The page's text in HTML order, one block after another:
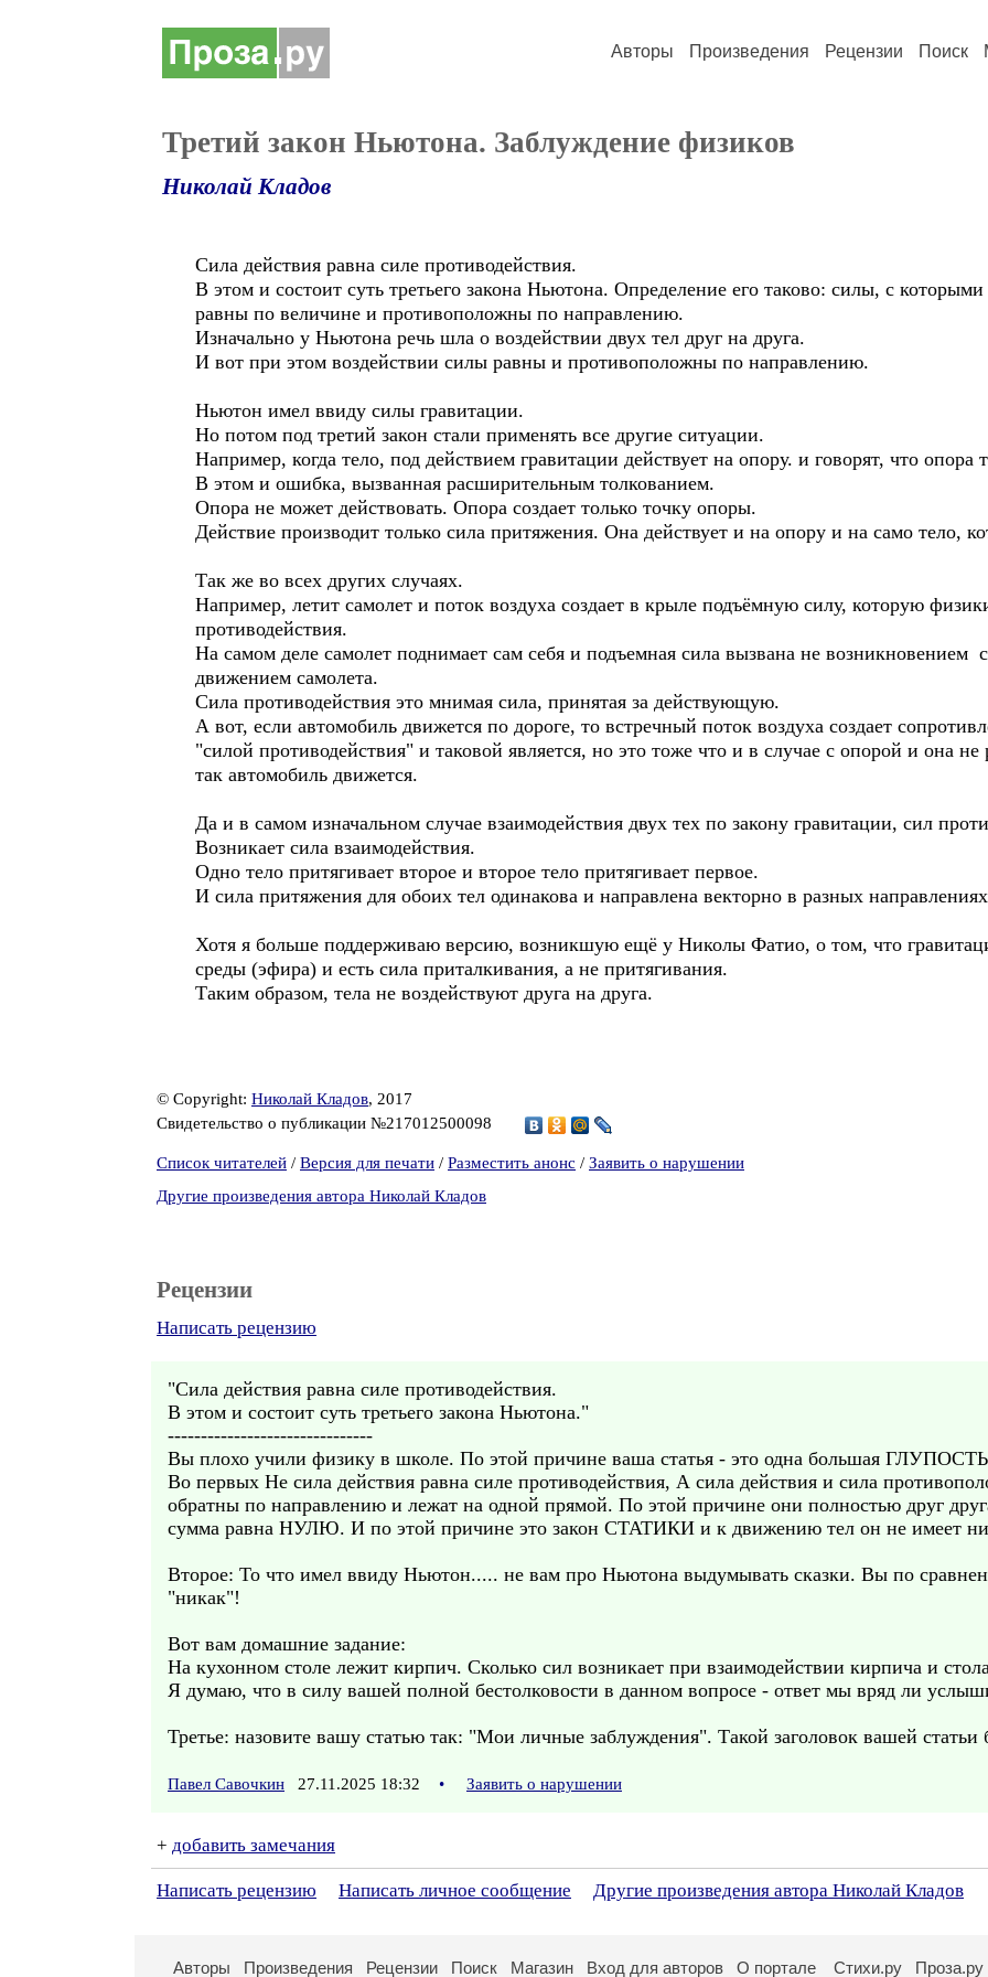
Авторы Произведения Рецензии Поиск
Третий закон Ньютона. Заблуждение физиков
Николай Кладов
Сила действия равна силе противодействия.
В этом и состоит суть третьего закона Ньютона. Определение его таково: силы, с
равны по величине и противоположны по направлению.
Изначально у Ньютона речь шла о воздействии двух тел друг на друга.
И вот при этом воздействии силы равны и противоположны по направлению.
Ньютон имел ввиду силы гравитации.
Но потом под третий закон стали применять все другие ситуации.
Например, когда тело, под действием гравитации действует на опору. и говорят, что опора
В этом и ошибка, вызванная расширительным толкованием.
Опора не может действовать. Опора создает только точку опоры.
Действие производит только сила притяжения. Она действует и на опору и на само тело,
Так же во всех других случаях.
Например, летит самолет и поток воздуха создает в крыле подъёмную силу, которую
противодействия.
На самом деле самолет поднимает сам себя и подъемная сила вызвана не возникновением
движением самолета.
Сила противодействия это мнимая сила, принятая за действующую.
А вот, если автомобиль движется по дороге, то встречный поток воздуха создает
"силой противодействия" и таковой является, но это тоже что и в случае с опорой и она
так автомобиль движется.
Да и в самом изначальном случае взаимодействия двух тех по закону гравитации, сил
Возникает сила взаимодействия.
Одно тело притягивает второе и второе тело притягивает первое.
И сила притяжения для обоих тел одинакова и направлена векторно в разных
Хотя я больше поддерживаю версию, возникшую ещё у Николы Фатио, о том, что
среды (эфира) и есть сила приталкивания, а не притягивания.
Таким образом, тела не воздействуют друга на друга.
© Copyright: Николай Кладов, 2017
Свидетельство о публикации №217012500098
Список читателей / Версия для печати / Разместить анонс / Заявить о нарушении
Другие произведения автора Николай Кладов
Рецензии
Написать рецензию
"Сила действия равна силе противодействия.
В этом и состоит суть третьего закона Ньютона."
-------------------------------
Вы плохо учили физику в школе. По этой причине ваша статья - это одна большая
Во первых Не сила действия равна силе противодействия, А сила действия и сила
обратны по направлению и лежат на одной прямой. По этой причине они полностью друг
сумма равна НУЛЮ. И по этой причине это закон СТАТИКИ и к движению тел он не имеет ни
Второе: То что имел ввиду Ньютон..... не вам про Ньютона выдумывать сказки. Вы по
"никак"!
Вот вам домашние задание:
На кухонном столе лежит кирпич. Сколько сил возникает при взаимодействии кирпича и
Я думаю, что в силу вашей полной бестолковости в данном вопросе - ответ мы вряд ли
Третье: назовите вашу статью так: "Мои личные заблуждения". Такой заголовок вашей статьи
Павел Савочкин 27.11.2025 18:32 • Заявить о нарушении
+ добавить замечания
Написать рецензию Написать личное сообщение Другие произведения автора Николай Кладов
Авторы Произведения Рецензии Поиск Магазин Вход для авторов О портале Стихи.ру Проза.ру